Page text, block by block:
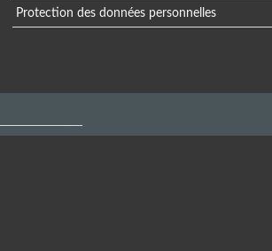
Protection des données personnelles
extra